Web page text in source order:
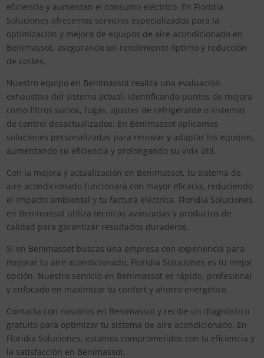
eficiencia y aumentan el consumo eléctrico. En Floridia
Soluciones ofrecemos servicios especializados para la
optimización y mejora de equipos de aire acondicionado en
Benimassot, asegurando un rendimiento óptimo y reducción
de costes.
Nuestro equipo en Benimassot realiza una evaluación
exhaustiva del sistema actual, identificando puntos de mejora
como filtros sucios, fugas, ajustes de refrigerante o sistemas
de control desactualizados. En Benimassot aplicamos
soluciones personalizadas para renovar y adaptar los equipos,
aumentando su eficiencia y prolongando su vida útil.
Con la mejora y actualización en Benimassot, tu sistema de
aire acondicionado funcionará con mayor eficacia, reduciendo
el impacto ambiental y tu factura eléctrica. Floridia Soluciones
en Benimassot utiliza técnicas avanzadas y productos de
calidad para garantizar resultados duraderos.
Si en Benimassot buscas una empresa con experiencia para
mejorar tu aire acondicionado, Floridia Soluciones es tu mejor
opción. Nuestro servicio en Benimassot es rápido, profesional
y enfocado en maximizar tu confort y ahorro energético.
Contacta con nosotros en Benimassot y recibe un diagnóstico
gratuito para optimizar tu sistema de aire acondicionado. En
Floridia Soluciones, estamos comprometidos con la eficiencia y
la satisfacción en Benimassot.